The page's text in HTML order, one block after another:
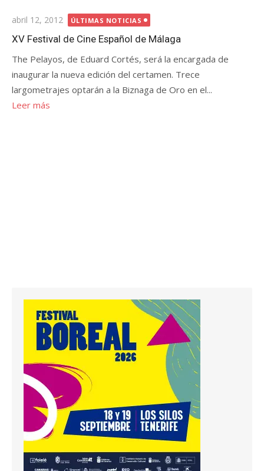
Publicada
el
abril 12, 2012 ÚLTIMAS NOTICIAS
XV Festival de Cine Español de Málaga
The Pelayos, de Eduard Cortés, será la encargada de
inaugurar la nueva edición del certamen. Trece
largometrajes optarán a la Biznaga de Oro en el...
Leer más